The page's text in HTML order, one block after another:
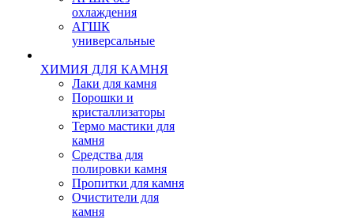
охлаждения
АГШК
универсальные
ХИМИЯ ДЛЯ КАМНЯ
Лаки для камня
Порошки и
кристаллизаторы
Термо мастики для
камня
Средства для
полировки камня
Пропитки для камня
Очистители для
камня